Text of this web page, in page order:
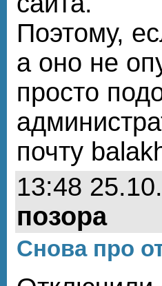
Поэтому,
а оно не
просто
почту
13:48
позора
Снова про